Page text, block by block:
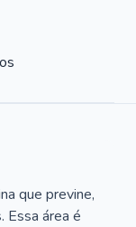
que previne,
Essa área é